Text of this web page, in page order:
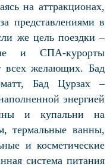
на аттракционах,
представлениями в
же цель поездки –
и СПА-курорты
всех желающих. Бад
Бад Цурзах –
энергией
и купальни на
термальные ванны,
и косметические
система питания